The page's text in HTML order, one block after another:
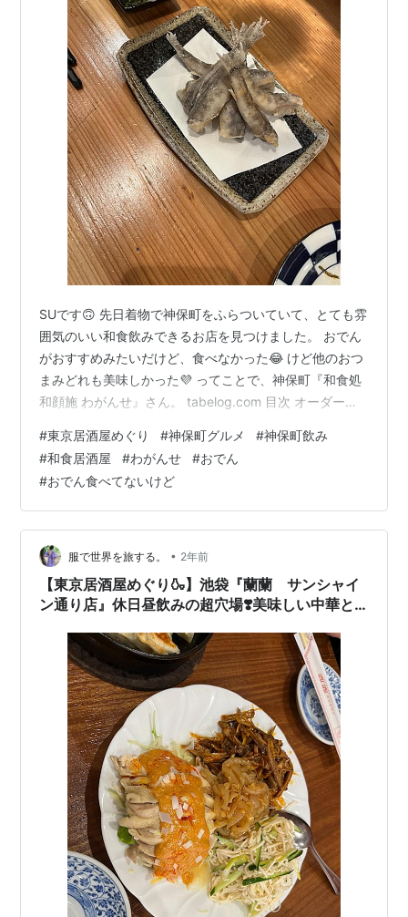
SUです🙃 先日着物で神保町をふらついていて、とても雰
囲気のいい和食飲みできるお店を見つけました。 おでん
がおすすめみたいだけど、食べなかった😂 けど他のおつ
まみどれも美味しかった💜 ってことで、神保町『和食処
和顔施 わがんせ』さん。 tabelog.com 目次 オーダーし
の 通常メニューのほかに、本日のおすすめが。 もちろん
ビールです❣️たしか‥600円くらい。 そして、まずはごま
カンパチ ¥980 ほんのり甘くて美味しい〜😍 帆立と舞茸
のクリーム揚げ春巻き ¥780 これも‥甘くてアツアツで美
味しかったぁー🥰😍🥰😍 クリーム系の揚…
#東京居酒屋めぐり #神保町グルメ #神保町飲み
#和食居酒屋 #わがんせ #おでん
#おでん食べてないけど
服で世界を旅する。 • 2年前
【東京居酒屋めぐり🍶】池袋『蘭蘭 サンシャイ
ン通り店』休日昼飲みの超穴場❣️美味しい中華と